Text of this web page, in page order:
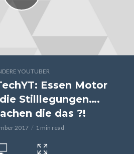
YOUTUBER
Essen Motor
Stilllegungen….
die das ?!
2017 1 min read